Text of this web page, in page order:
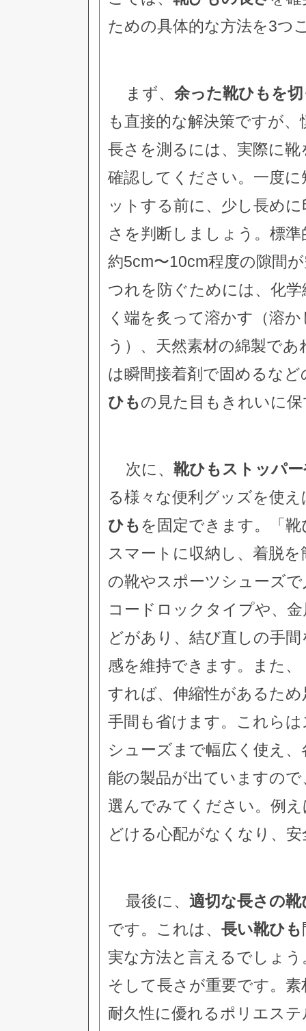
ための具体的な方法を3つ
まず、 余った靴ひもを
も直接的な解決策ですが
長さを測るには、実際に靴
確認してください。一度
ットする前に、少し長め
さを判断しましょう。標
約5cm〜10cm程度の隙間
つれを防ぐためには、化
く端を炙って溶かす（溶
う）、天然素材の綿製で
は瞬間接着剤で固めるな
ひもの見た目もきれいに
次に、 靴ひもストッパ
る様々な便利グッズを使
ひもを固定できます。「
スマートに収納し、着脱
の靴やスポーツシューズ
コードロックタイプや、
どがあり、結び直しの手
感を維持できます。また
すれば、伸縮性があるた
手間も省けます。これら
シューズまで幅広く使え
能の製品が出ていますの
選んでみてください。例
どける心配がなくなり、
最後に、 適切な長さの
です。これは、 長い靴ひも
実な方法と言えるでしょう
そして長さが重要です。
耐久性に優れるポリエス